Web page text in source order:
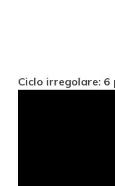
Ciclo irregolare: 6